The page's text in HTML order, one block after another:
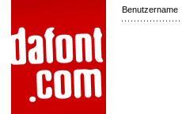
Benutzername